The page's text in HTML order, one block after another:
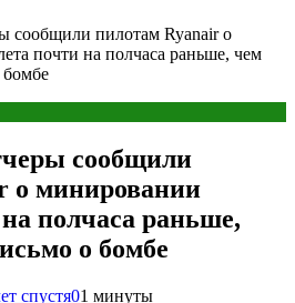
сообщили пилотам Ryanair о
почти на полчаса раньше, чем
сообщили
о минировании
полчаса раньше,
о бомбе
спустя01 минуты